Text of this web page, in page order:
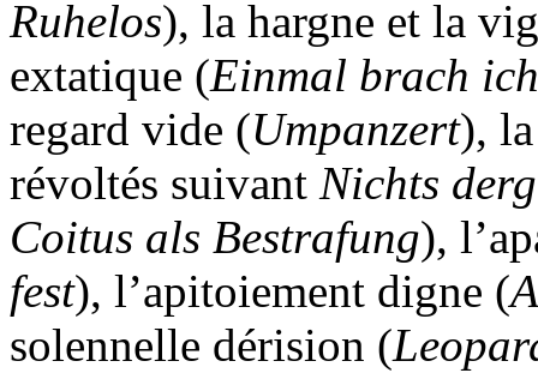
Ruhelos), la hargne et la
extatique (Einmal brach
regard vide (Umpanzert),
révoltés suivant Nichts
Coitus als Bestrafung),
fest), l’apitoiement digne (
solennelle dérision (